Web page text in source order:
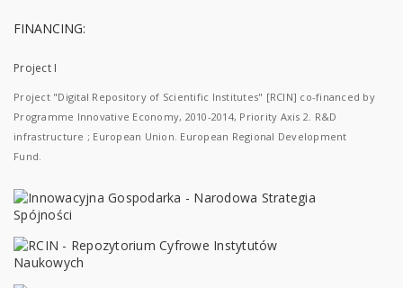
FINANCING:
Project I
Project "Digital Repository of Scientific Institutes" [RCIN] co-financed by
Programme Innovative Economy, 2010-2014, Priority Axis 2. R&D
infrastructure ; European Union. European Regional Development
Fund.